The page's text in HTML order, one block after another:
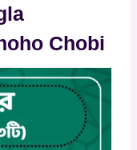
Chobi